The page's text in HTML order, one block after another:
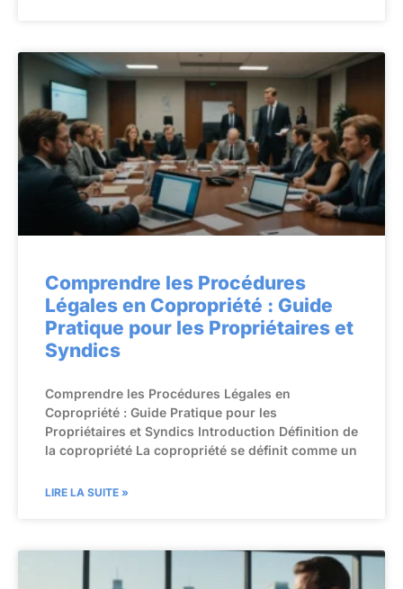
Comprendre les Procédures
Légales en Copropriété : Guide
Pratique pour les Propriétaires et
Syndics
Comprendre les Procédures Légales en
Copropriété : Guide Pratique pour les
Propriétaires et Syndics Introduction Définition de
la copropriété La copropriété se définit comme un
LIRE LA SUITE »